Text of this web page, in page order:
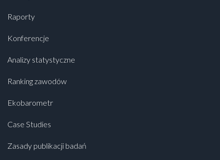
Raporty
Konferencje
Analizy statystyczne
Ranking zawodów
Ekobarometr
Case Studies
Zasady publikacji badań